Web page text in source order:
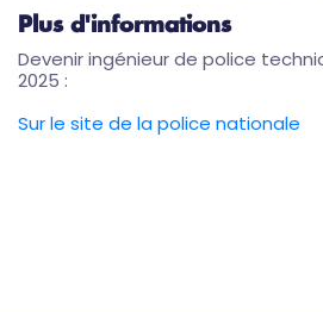
Plus d'informations
Devenir ingénieur de police
2025 :
Sur le site de la police nationale